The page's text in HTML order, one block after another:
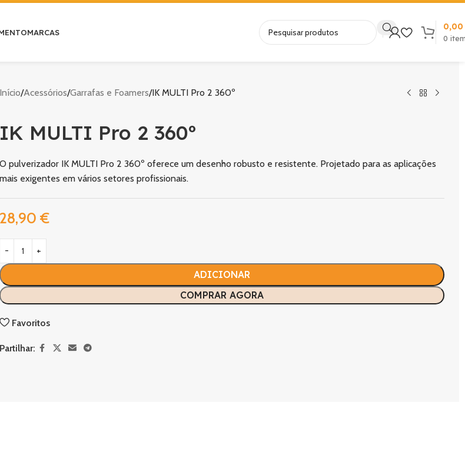
MARCAS
0
0,00
Início Acessórios Garrafas e Foamers IK MULTI Pro 2 360º
IK MULTI Pro 2 360º
O pulverizador IK MULTI Pro 2 360º oferece um desenho robusto e resistente. Projetado para as aplicações
mais exigentes em vários setores profissionais.
28,90 €
ADICIONAR
COMPRAR AGORA
Favoritos
Partilhar: